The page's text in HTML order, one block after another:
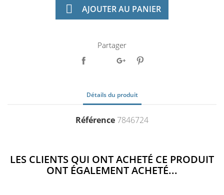
 AJOUTER AU PANIER
Partager
Détails du produit
Référence 7846724
LES CLIENTS QUI ONT ACHETÉ CE PRODUIT
ONT ÉGALEMENT ACHETÉ...